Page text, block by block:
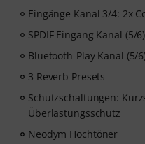
Eingänge Kanal 3/4: 2x
SPDIF Eingang Kanal (5/6)
Bluetooth-Play Kanal (5/
3 Reverb Presets
Schutzschaltungen:
Überlastungsschutz
Neodym Hochtöner